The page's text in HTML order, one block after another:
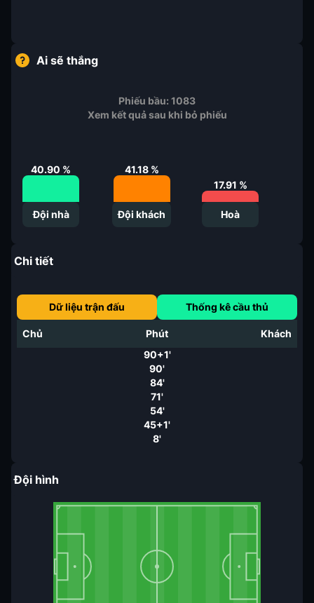
Ai sẽ thắng
Phiếu bầu:1083
Xem kết quả sau khi bỏ phiếu
40.90 %
Đội nhà
41.18%
Đội khách
17.91 %
Hoà
Chi tiết
Dữ liệu trận đấu Thống kê cầu thủ
Chủ Phút
Khách
90+1'
90'
84'
71'
54'
45+1'
8'
Đội hình